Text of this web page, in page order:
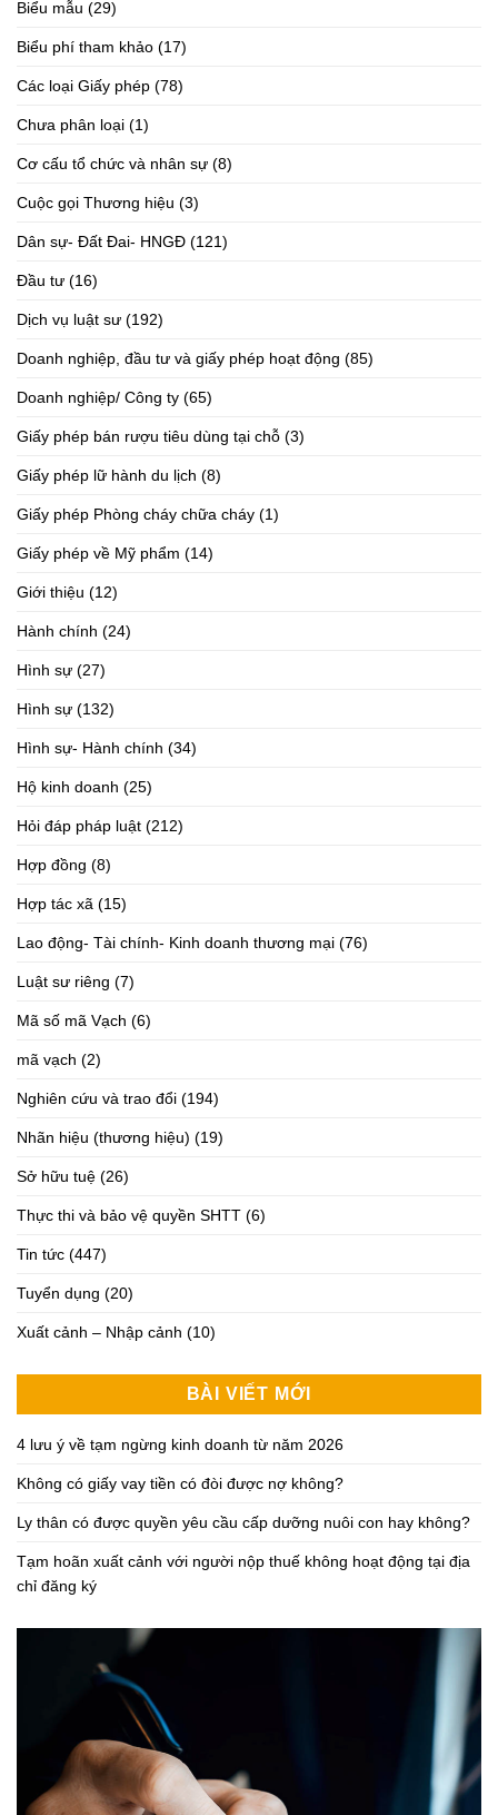
Biểu mẫu (29)
Biểu phí tham khảo (17)
Các loại Giấy phép (78)
Chưa phân loại (1)
Cơ cấu tổ chức và nhân sự (8)
Cuộc gọi Thương hiệu (3)
Dân sự- Đất Đai- HNGĐ (121)
Đầu tư (16)
Dịch vụ luật sư (192)
Doanh nghiệp, đầu tư và giấy phép hoạt động (85)
Doanh nghiệp/ Công ty (65)
Giấy phép bán rượu tiêu dùng tại chỗ (3)
Giấy phép lữ hành du lịch (8)
Giấy phép Phòng cháy chữa cháy (1)
Giấy phép về Mỹ phẩm (14)
Giới thiệu (12)
Hành chính (24)
Hình sự (27)
Hình sự (132)
Hình sự- Hành chính (34)
Hộ kinh doanh (25)
Hỏi đáp pháp luật (212)
Hợp đồng (8)
Hợp tác xã (15)
Lao động- Tài chính- Kinh doanh thương mại (76)
Luật sư riêng (7)
Mã số mã Vạch (6)
mã vạch (2)
Nghiên cứu và trao đổi (194)
Nhãn hiệu (thương hiệu) (19)
Sở hữu tuệ (26)
Thực thi và bảo vệ quyền SHTT (6)
Tin tức (447)
Tuyển dụng (20)
Xuất cảnh – Nhập cảnh (10)
BÀI VIẾT MỚI
4 lưu ý về tạm ngừng kinh doanh từ năm 2026
Không có giấy vay tiền có đòi được nợ không?
Ly thân có được quyền yêu cầu cấp dưỡng nuôi con hay không?
Tạm hoãn xuất cảnh với người nộp thuế không hoạt động tại địa
chỉ đăng ký